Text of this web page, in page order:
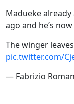
Madueke already
ago and he’s
The winger leaves
pic.twitter.com/
— Fabrizio